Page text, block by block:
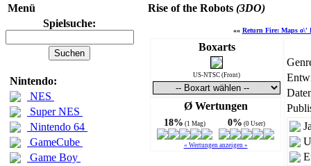
Menü
Rise of the Robots (3DO)
Spielsuche:
Nintendo:
NES
Super NES
Nintendo 64
GameCube
Game Boy
«« Return Fire: Maps o\'
Boxarts
US-NTSC (Front)
Ø Wertungen
18% (1 Mag) 0% (0 User)
« Wertungen anzeigen »